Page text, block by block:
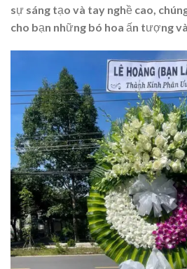
sự sáng tạo và tay nghề cao,
cho bạn những bó hoa ấn tượng